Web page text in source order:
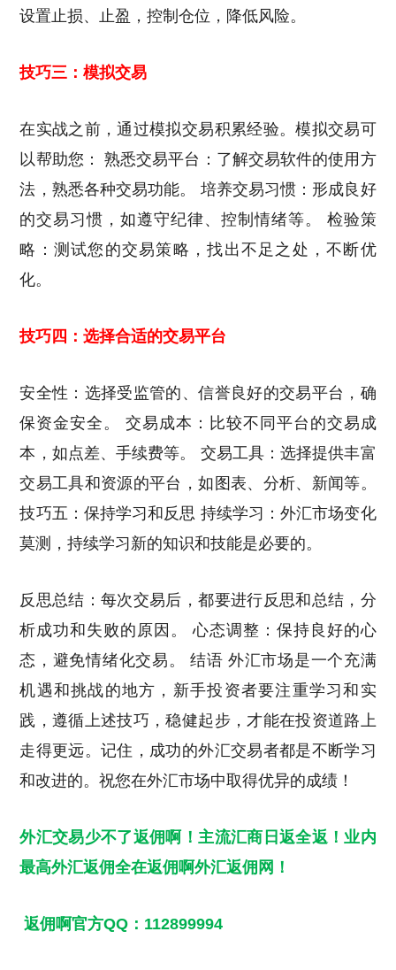
设置止损、止盈，控制仓位，降低风险。
技巧三：模拟交易
在实战之前，通过模拟交易积累经验。模拟交易可
以帮助您： 熟悉交易平台：了解交易软件的使用方
法，熟悉各种交易功能。 培养交易习惯：形成良好
的交易习惯，如遵守纪律、控制情绪等。 检验策
略：测试您的交易策略，找出不足之处，不断优
化。
技巧四：选择合适的交易平台
安全性：选择受监管的、信誉良好的交易平台，确
保资金安全。 交易成本：比较不同平台的交易成
本，如点差、手续费等。 交易工具：选择提供丰富
交易工具和资源的平台，如图表、分析、新闻等。
技巧五：保持学习和反思 持续学习：外汇市场变化
莫测，持续学习新的知识和技能是必要的。
反思总结：每次交易后，都要进行反思和总结，分
析成功和失败的原因。 心态调整：保持良好的心
态，避免情绪化交易。 结语 外汇市场是一个充满
机遇和挑战的地方，新手投资者要注重学习和实
践，遵循上述技巧，稳健起步，才能在投资道路上
走得更远。记住，成功的外汇交易者都是不断学习
和改进的。祝您在外汇市场中取得优异的成绩！
外汇交易少不了返佣啊！主流汇商日返全返！业内
最高外汇返佣全在返佣啊外汇返佣网 ！
返佣啊官方QQ：112899994